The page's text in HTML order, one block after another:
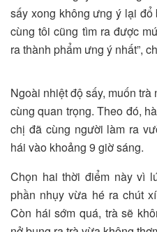
sấy xong không ưng ý lại
cùng tôi cũng tìm ra được
ra thành phẩm ưng ý nhất”,
Ngoài nhiệt độ sấy, muốn
cùng quan trọng. Theo đó,
chị đã cùng người làm ra
hái vào khoảng 9 giờ sáng.
Chọn hai thời điểm này vì
phần nhụy vừa hé ra chút
Còn hái sớm quá, trà sẽ